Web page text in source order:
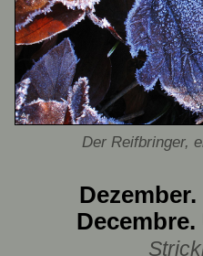
Der Reifbringer,
Decembre.